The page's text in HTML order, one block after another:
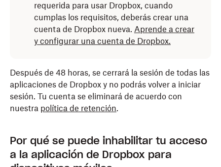
requerida para usar Dropbox, cuando
cumplas los requisitos, deberás crear una
cuenta de Dropbox nueva. Aprende a crear
y configurar una cuenta de Dropbox.
Después de 48 horas, se cerrará la sesión de todas las
aplicaciones de Dropbox y no podrás volver a iniciar
sesión. Tu cuenta se eliminará de acuerdo con
nuestra política de retención.
Por qué se puede inhabilitar tu acceso
a la aplicación de Dropbox para